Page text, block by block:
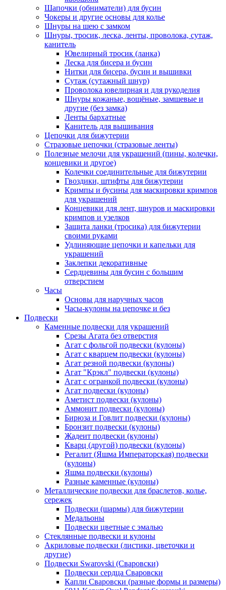
Шапочки (обниматели) для бусин
Чокеры и другие основы для колье
Шнуры на шею с замком
Шнуры, тросик, леска, ленты, проволока, сутаж,
канитель
Ювелирный тросик (ланка)
Леска для бисера и бусин
Нитки для бисера, бусин и вышивки
Сутаж (сутажный шнур)
Проволока ювелирная и для рукоделия
Шнуры кожаные, вощёные, замшевые и
другие (без замка)
Ленты бархатные
Канитель для вышивания
Цепочки для бижутерии
Стразовые цепочки (стразовые ленты)
Полезные мелочи для украшений (пины, колечки,
концевики и другое)
Колечки соединительные для бижутерии
Гвоздики, штифты для бижутерии
Кримпы и бусины для маскировки кримпов
для украшений
Концевики для лент, шнуров и маскировки
кримпов и узелков
Защита ланки (тросика) для бижутерии
своими руками
Удлиняющие цепочки и капельки для
украшений
Заклепки декоративные
Сердцевины для бусин с большим
отверстием
Часы
Основы для наручных часов
Часы-кулоны на цепочке и без
Подвески
Каменные подвески для украшений
Срезы Агата без отверстия
Агат с фольгой подвески (кулоны)
Агат с кварцем подвески (кулоны)
Агат резной подвески (кулоны)
Агат "Крэкл" подвески (кулоны)
Агат с огранкой подвески (кулоны)
Агат подвески (кулоны)
Аметист подвески (кулоны)
Аммонит подвески (кулоны)
Бирюза и Говлит подвески (кулоны)
Бронзит подвески (кулоны)
Жадеит подвески (кулоны)
Кварц (другой) подвески (кулоны)
Регалит (Яшма Императорская) подвески
(кулоны)
Яшма подвески (кулоны)
Разные каменные (кулоны)
Металлические подвески для браслетов, колье,
сережек
Подвески (шармы) для бижутерии
Медальоны
Подвески цветные с эмалью
Стеклянные подвески и кулоны
Акриловые подвески (листики, цветочки и
другие)
Подвески Swarovski (Сваровски)
Подвески сердца Сваровски
Капли Сваровски (разные формы и размеры)